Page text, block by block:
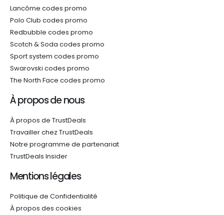
Lancôme codes promo
Polo Club codes promo
Redbubble codes promo
Scotch & Soda codes promo
Sport system codes promo
Swarovski codes promo
The North Face codes promo
À propos de nous
À propos de TrustDeals
Travailler chez TrustDeals
Notre programme de partenariat
TrustDeals Insider
Mentions légales
Politique de Confidentialité
À propos des cookies